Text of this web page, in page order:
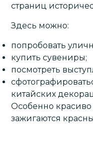
страниц
Здесь можно:
попробовать
купить сувениры;
посмотреть
китайских
Особенно красиво
зажигаются